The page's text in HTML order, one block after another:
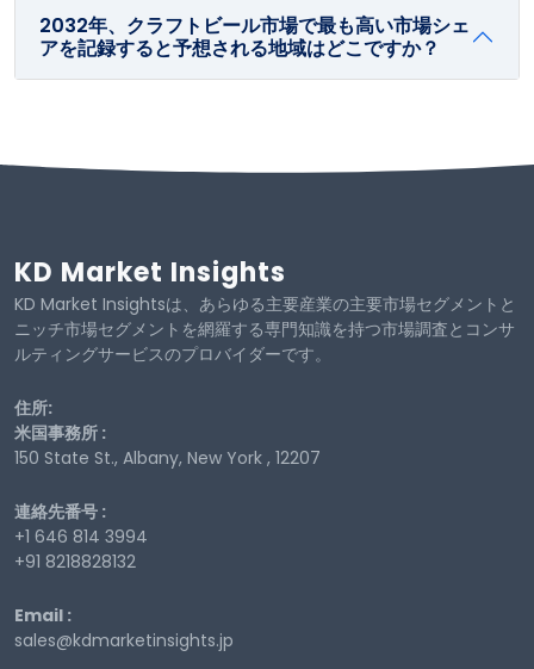
2032年、クラフトビール市場で最も高い市場シェ
アを記録すると予想される地域はどこですか？
KD Market Insights
KD Market Insightsは、あらゆる主要産業の主要市場セグメントと
ニッチ市場セグメントを網羅する専門知識を持つ市場調査とコンサ
ルティングサービスのプロバイダーです。
住所:
米国事務所 :
150 State St., Albany, New York , 12207
連絡先番号 :
+1 646 814 3994
+91 8218828132
Email :
sales@kdmarketinsights.jp